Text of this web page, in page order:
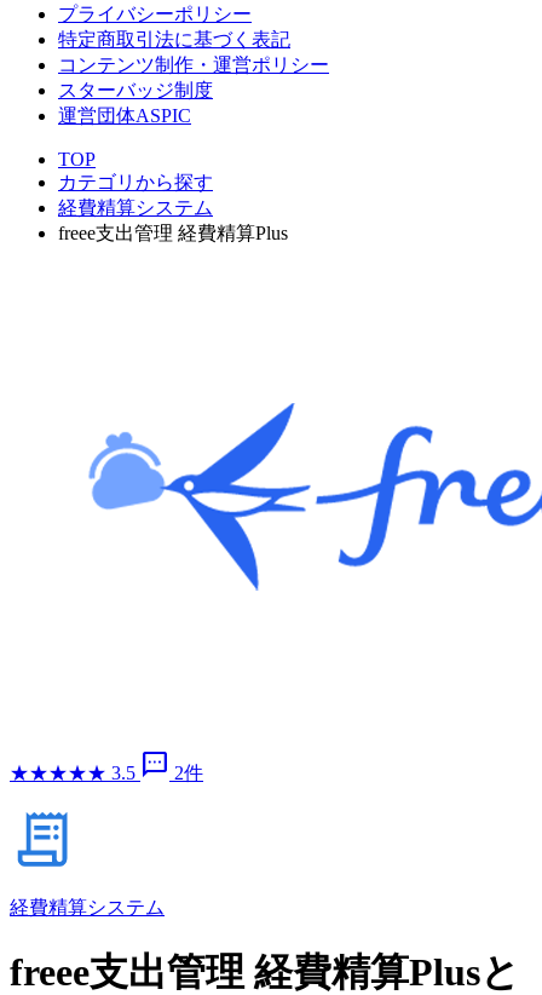
プライバシーポリシー
特定商取引法に基づく表記
コンテンツ制作・運営ポリシー
スターバッジ制度
運営団体ASPIC
TOP
カテゴリから探す
経費精算システム
freee支出管理 経費精算Plus
★★★★★ 3.5 sms 2件
経費精算システム
freee支出管理 経費精算Plusと